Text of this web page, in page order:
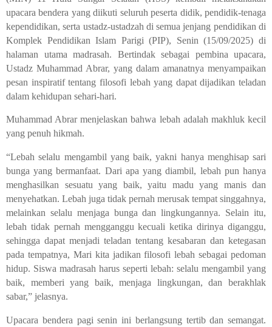
upacara bendera yang diikuti seluruh peserta didik, pendidik-tenaga
kependidikan, serta ustadz-ustadzah di semua jenjang pendidikan di
Komplek Pendidikan Islam Parigi (PIP), Senin (15/09/2025) di
halaman utama madrasah. Bertindak sebagai pembina upacara,
Ustadz Muhammad Abrar, yang dalam amanatnya menyampaikan
pesan inspiratif tentang filosofi lebah yang dapat dijadikan teladan
dalam kehidupan sehari-hari.
Muhammad Abrar menjelaskan bahwa lebah adalah makhluk kecil
yang penuh hikmah.
“Lebah selalu mengambil yang baik, yakni hanya menghisap sari
bunga yang bermanfaat. Dari apa yang diambil, lebah pun hanya
menghasilkan sesuatu yang baik, yaitu madu yang manis dan
menyehatkan. Lebah juga tidak pernah merusak tempat singgahnya,
melainkan selalu menjaga bunga dan lingkungannya. Selain itu,
lebah tidak pernah mengganggu kecuali ketika dirinya diganggu,
sehingga dapat menjadi teladan tentang kesabaran dan ketegasan
pada tempatnya, Mari kita jadikan filosofi lebah sebagai pedoman
hidup. Siswa madrasah harus seperti lebah: selalu mengambil yang
baik, memberi yang baik, menjaga lingkungan, dan berakhlak
sabar,” jelasnya.
Upacara bendera pagi senin ini berlangsung tertib dan semangat.